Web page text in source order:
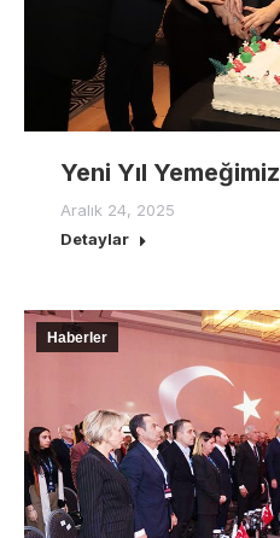
Yeni Yıl Yemeğimiz
Aralık 24, 2025
Detaylar
Haberler